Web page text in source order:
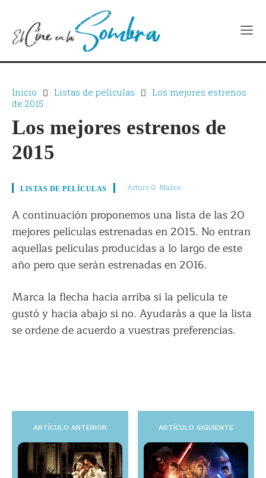
Inicio Listas de películas
Los mejores estrenos
de 2015
Los mejores estrenos de
2015
LISTAS DE PELÍCULAS Arturo G. Maiso
A continuación proponemos una lista de las 20
mejores películas estrenadas en 2015. No entran
aquellas películas producidas a lo largo de este
año pero que serán estrenadas en 2016.
Marca la flecha hacia arriba si la película te
gustó y hacia abajo si no. Ayudarás a que la lista
se ordene de acuerdo a vuestras preferencias.
ARTÍCULO ANTERIOR ARTÍCULO SIGUIENTE